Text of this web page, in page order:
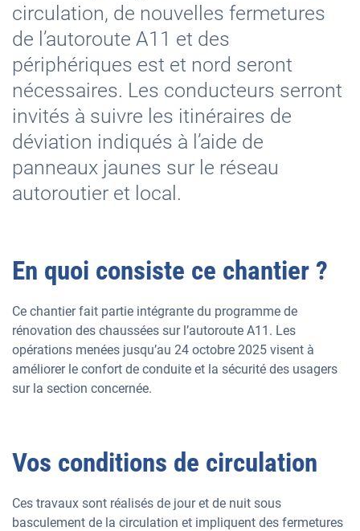
circulation, de nouvelles fermetures
de l’autoroute A11 et des
périphériques est et nord seront
nécessaires. Les conducteurs serront
invités à suivre les itinéraires de
déviation indiqués à l’aide de
panneaux jaunes sur le réseau
autoroutier et local.
En quoi consiste ce chantier ?
Ce chantier fait partie intégrante du programme de
rénovation des chaussées sur l’autoroute A11. Les
opérations menées jusqu’au 24 octobre 2025 visent à
améliorer le confort de conduite et la sécurité des usagers
sur la section concernée.
Vos conditions de circulation
Ces travaux sont réalisés de jour et de nuit sous
basculement de la circulation et impliquent des fermetures